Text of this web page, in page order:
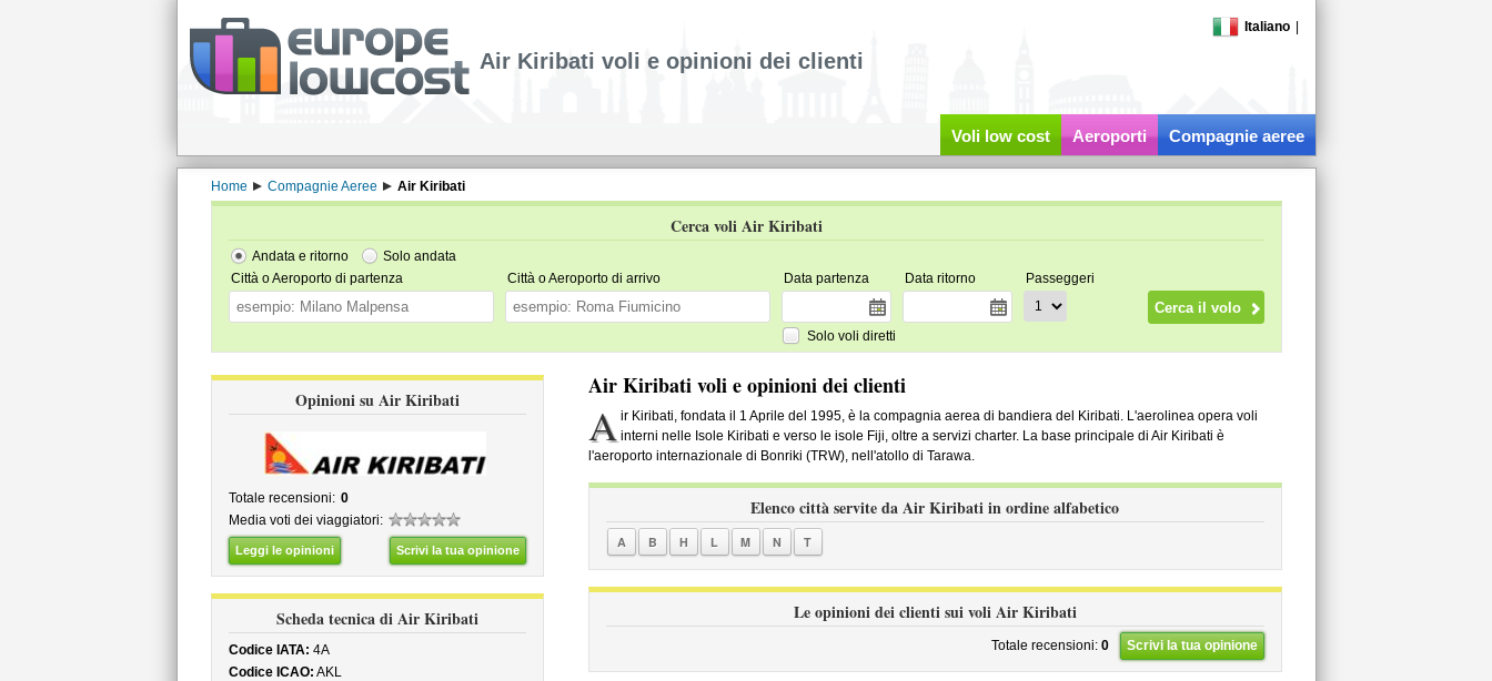
Italiano
Air Kiribati voli e opinioni dei clienti
Voli low cost Aeroporti Compagnie aeree
Home Compagnie Aeree Air Kiribati
Cerca voli Air Kiribati
Andata e ritorno
Solo andata
Città o Aeroporto di partenza
Città o Aeroporto di arrivo Data partenza Data ritorno Passeggeri
Solo voli diretti
Opinioni su Air Kiribati
Totale recensioni: 0
Media voti dei viaggiatori:
Leggi le opinioni Scrivi la tua opinione
Scheda tecnica di Air Kiribati
Codice IATA: 4A
Codice ICAO: AKL
Air Kiribati voli e opinioni dei clienti
A ir Kiribati, fondata il 1 Aprile del 1995, è la compagnia aerea di bandiera del Kiribati. L'aerolinea opera voli
interni nelle Isole Kiribati e verso le isole Fiji, oltre a servizi charter. La base principale di Air Kiribati è
l'aeroporto internazionale di Bonriki (TRW), nell'atollo di Tarawa.
Elenco città servite da Air Kiribati in ordine alfabetico
A B H L M N T
Le opinioni dei clienti sui voli Air Kiribati
Totale recensioni: 0 Scrivi la tua opinione